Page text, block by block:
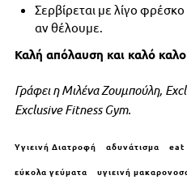
Σερβίρεται με λίγο
αν θέλουμε.
Καλή απόλαυση και καλό
Γράφει η Μιλένα Ζουμπούλη,
Exclusive Fitness Gym.
Υγιεινή Διατροφή αδυνάτισμα eat
εύκολα γεύματα υγιεινή